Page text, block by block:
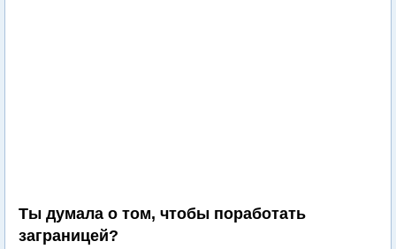
Ты думала о том, чтобы поработать
заграницей?